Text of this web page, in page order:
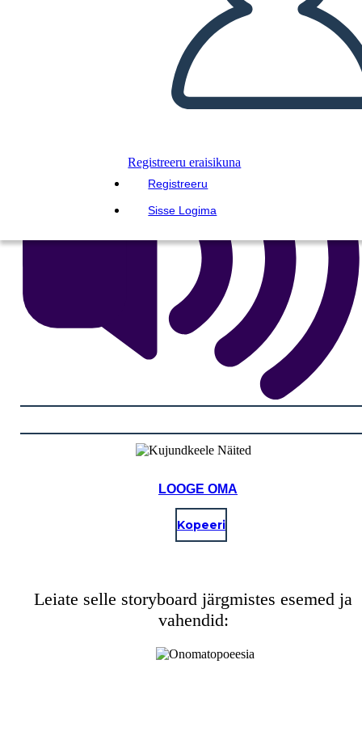
Registreeru eraisikuna
Registreeru
Sisse Logima
LUUA STORYBOARD
ESITA SLAIDIESITLUST
LOE MULLE
LOOGE OMA
Kopeeri
Leiate selle storyboard järgmistes esemed ja
vahendid: